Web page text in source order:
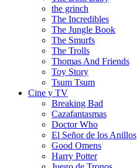
the grinch
The Incredibles
The Jungle Book
The Smurfs
The Trolls
Thomas And Friends
Toy Story
Tsum Tsum
Cine y TV
Breaking Bad
Cazafantasmas
Doctor Who
El Señor de los Anillos
Good Omens
Harry Potter